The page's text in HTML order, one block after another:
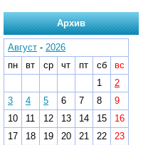
Архив
Август - 2026
пн
вт ср чт пт сб
вс
1
2
3
4 5 6 7 8
9
10
11 12 13 14 15
16
17
18 19 20 21 22
23